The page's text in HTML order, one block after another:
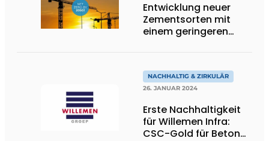
Entwicklung neuer
Zementsorten mit
einem geringeren
NACHHALTIG & ZIRKULÄR
26. JANUAR 2024
Erste Nachhaltigkeit
für Willemen Infra:
CSC-Gold für Beton